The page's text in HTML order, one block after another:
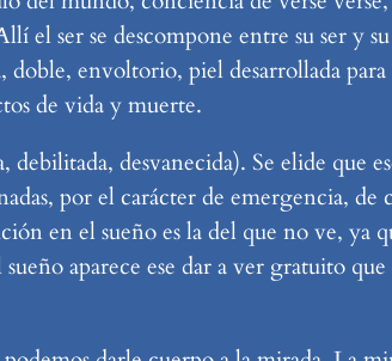
el ser se descompone entre su ser y
doble, envoltorio, piel desarrollada
de vida y muerte.
desvanecida). Se elide que
por el carácter de emergencia, de
en el sueño es la del que no ve, ya
aparece ese dar a ver gratuito